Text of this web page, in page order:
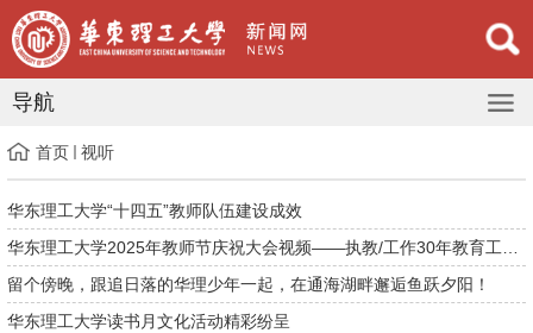
导航
首页 视听
华东理工大学“十四五”教师队伍建设成效
华东理工大学2025年教师节庆祝大会视频——执教/工作30年教育工作...
留个傍晚，跟追日落的华理少年一起，在通海湖畔邂逅鱼跃夕阳！
华东理工大学读书月文化活动精彩纷呈